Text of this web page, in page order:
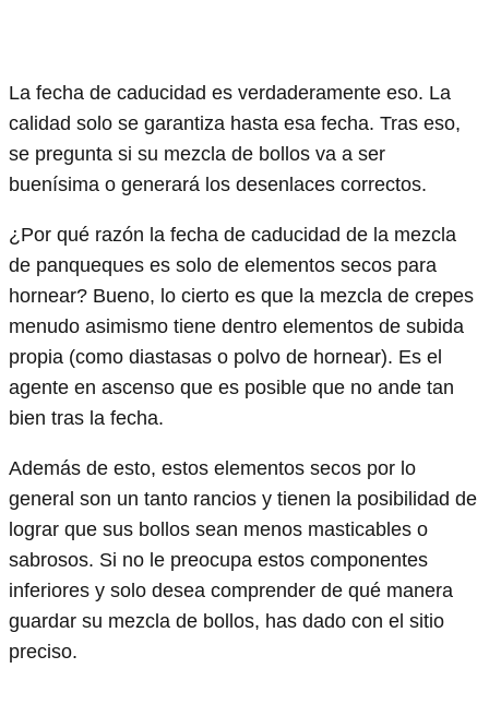
La fecha de caducidad es verdaderamente eso. La
calidad solo se garantiza hasta esa fecha. Tras eso,
se pregunta si su mezcla de bollos va a ser
buenísima o generará los desenlaces correctos.
¿Por qué razón la fecha de caducidad de la mezcla
de panqueques es solo de elementos secos para
hornear? Bueno, lo cierto es que la mezcla de crepes
menudo asimismo tiene dentro elementos de subida
propia (como diastasas o polvo de hornear). Es el
agente en ascenso que es posible que no ande tan
bien tras la fecha.
Además de esto, estos elementos secos por lo
general son un tanto rancios y tienen la posibilidad de
lograr que sus bollos sean menos masticables o
sabrosos. Si no le preocupa estos componentes
inferiores y solo desea comprender de qué manera
guardar su mezcla de bollos, has dado con el sitio
preciso.